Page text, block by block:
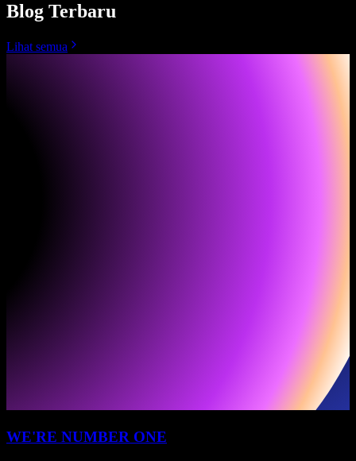
Blog Terbaru
Lihat semua
WE'RE NUMBER ONE